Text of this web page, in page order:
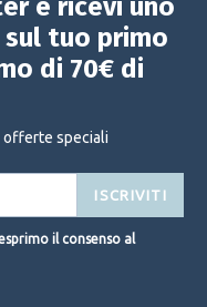
e ricevi uno
tuo primo
di 70€ di
offerte speciali
ISCRIVITI
il consenso al